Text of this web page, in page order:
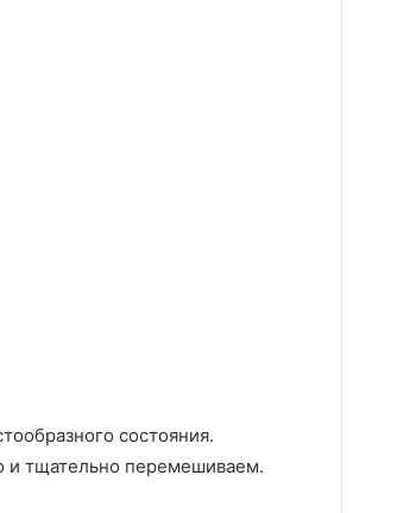
состояния.
и тщательно перемешиваем.